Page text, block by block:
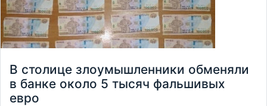
В столице злоумышленники обменяли
в банке около 5 тысяч фальшивых
евро